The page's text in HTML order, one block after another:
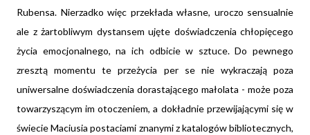
Rubensa. Nierzadko więc przekłada własne, uroczo sensualnie
ale z żartobliwym dystansem ujęte doświadczenia chłopięcego
życia emocjonalnego, na ich odbicie w sztuce. Do pewnego
zresztą momentu te przeżycia per se nie wykraczają poza
uniwersalne doświadczenia dorastającego małolata - może poza
towarzyszącym im otoczeniem, a dokładnie przewijającymi się w
świecie Maciusia postaciami znanymi z katalogów bibliotecznych,